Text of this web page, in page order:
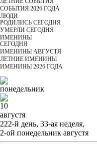
СОБЫТИЯ 2026 ГОДА
ЛЮДИ
РОДИЛИСЬ СЕГОДНЯ
УМЕРЛИ СЕГОДНЯ
ИМЕНИНЫ
CЕГОДНЯ
ИМЕНИНЫ АВГУСТЯ
ЛЕТНИЕ ИМЕНИНЫ
ИМЕНИНЫ 2026 ГОДА
понедельник
10
августя
222-й день, 33-ая неделя,
2-ой понедельник августя